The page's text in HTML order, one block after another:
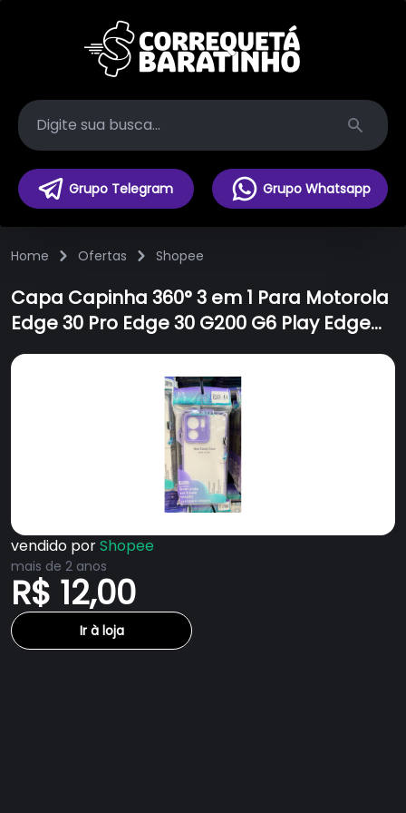
Search
Grupo Telegram Grupo Whatsapp
Home Ofertas Shopee
Capa Capinha 360° 3 em 1 Para Motorola
Edge 30 Pro Edge 30 G200 G6 Play Edge
20 Edge 40 Neo G54 G84 G14 G32 4G G53
5G G62 5G Edge 30 Ultra Edge 30 Fusion
G52 G22 G41 G71 5G G82 Edge 20 Lite
vendido porShopee
mais de 2 anos
R$ 12,00
Ir à loja